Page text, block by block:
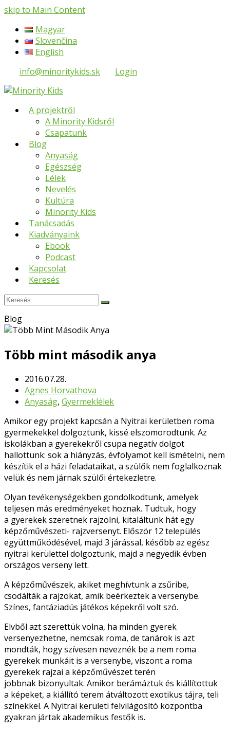
skip to Main Content
Magyar
Slovenčina
English
info@minoritykids.sk
Login
A projektről
A Minority Kidsről
Csapatunk
Blog
Anyaság
Egészség
Lélek
Nevelés
Kultúra
Minority Kids
Tanácsadás
Kiadványaink
Ebook
Podcast
Kapcsolat
Keresés
Keresés
Submit
Blog
Több mint második anya
2016.07.28.
Agnes Horvathova
Anyaság, Gyermeklélek
Amikor egy projekt kapcsán a Nyitrai kerületben roma
gyermekekkel dolgoztunk, kissé elszomorodtunk. Az
iskolákban a gyerekekről csupa negatív dolgot
hallottunk: sok a hiányzás, évfolyamot kell ismételni, nem
készítik el a házi feladataikat, a szülők nem foglalkoznak
velük és nem járnak szülői értekezletre.
Olyan tevékenységekben gondolkodtunk, amelyek
teljesen más eredményeket hoznak. Tudtuk, hogy
a gyerekek szeretnek rajzolni, kitaláltunk hát egy
képzőművészeti- rajzversenyt. Először 12 település
együttműködésével, majd 3 járással, később az egész
nyitrai kerülettel dolgoztunk, majd a negyedik évben
országos verseny lett.
A képzőművészek, akiket meghívtunk a zsűribe,
csodálták a rajzokat, amik beérkeztek a versenybe.
Színes, fantáziadús játékos képekről volt szó.
Elvből azt szerettük volna, ha minden gyerek
versenyezhetne, nemcsak roma, de tanárok is azt
mondták, hogy szívesen neveznék be a nem roma
gyerekek munkáit is a versenybe, viszont a roma
gyerekek rajzai a képzőművészet terén
jobbnak bizonyultak. Amikor berámáztuk és kiállítottuk
a képeket, a kiállító terem átváltozott exotikus tájra, teli
színekkel. A Nyitrai kerületi felvilágosító központba
gyakran jártak akademikus festők is.